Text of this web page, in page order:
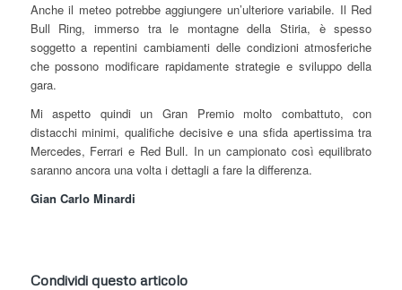
Anche il meteo potrebbe aggiungere un’ulteriore variabile. Il Red
Bull Ring, immerso tra le montagne della Stiria, è spesso
soggetto a repentini cambiamenti delle condizioni atmosferiche
che possono modificare rapidamente strategie e sviluppo della
gara.
Mi aspetto quindi un Gran Premio molto combattuto, con
distacchi minimi, qualifiche decisive e una sfida apertissima tra
Mercedes, Ferrari e Red Bull. In un campionato così equilibrato
saranno ancora una volta i dettagli a fare la differenza.
Gian Carlo Minardi
Condividi questo articolo